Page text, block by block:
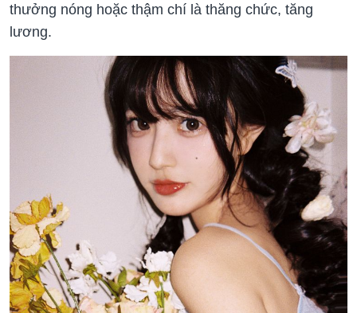
thưởng nóng hoặc thậm chí là thăng chức, tăng
lương.